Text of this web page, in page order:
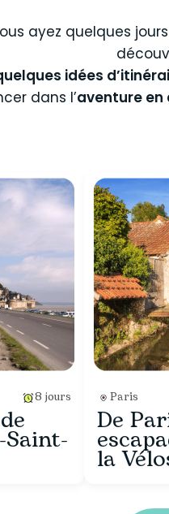
ayez quelques
idées
dans l’aventure en
8 jours
Saint-
Paris
De
la